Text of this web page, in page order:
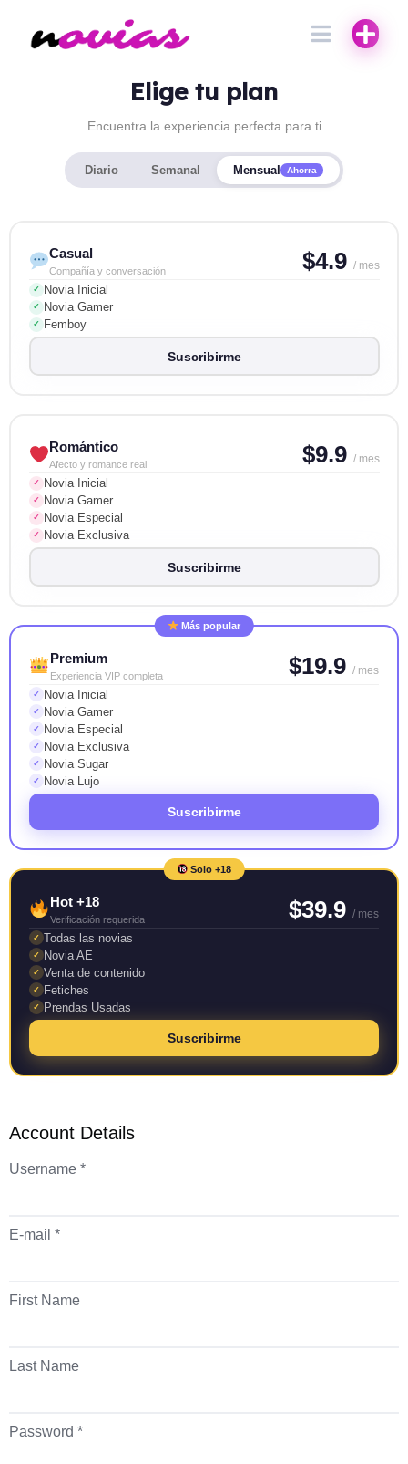
Elige tu plan
Encuentra la experiencia perfecta para ti
Diario Semanal Mensual Ahorra
Casual
Compañía y conversación $4.9 / mes
✓ Novia Inicial
✓ Novia Gamer
✓ Femboy
Suscribirme
Romántico
Afecto y romance real $9.9 / mes
✓ Novia Inicial
✓ Novia Gamer
✓ Novia Especial
✓ Novia Exclusiva
Suscribirme
Más popular
Premium
Experiencia VIP completa $19.9 / mes
✓ Novia Inicial
✓ Novia Gamer
✓ Novia Especial
✓ Novia Exclusiva
✓ Novia Sugar
✓ Novia Lujo
Suscribirme
Solo +18
Hot +18
Verificación requerida $39.9 / mes
✓ Todas las novias
✓ Novia AE
✓ Venta de contenido
✓ Fetiches
✓ Prendas Usadas
Suscribirme
Account Details
Username *
E-mail *
First Name
Last Name
Password *